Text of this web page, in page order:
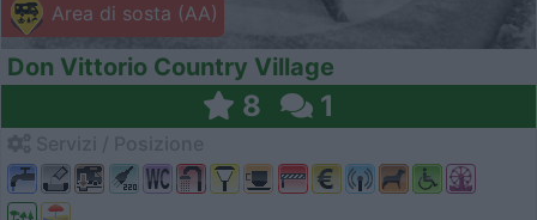
Area di sosta (AA)
Don Vittorio Country Village
8 1